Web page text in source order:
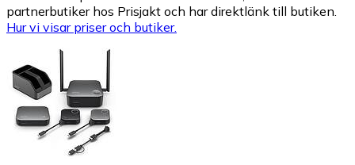
partnerbutiker hos Prisjakt och har direktlänk till butiken.
Hur vi visar priser och butiker.